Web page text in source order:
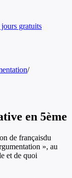
jours gratuits
/
en 5ème
de françaisdu
», au
et de quoi